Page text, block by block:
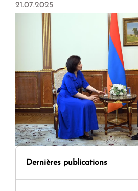
21.07.2025
Dernières publications